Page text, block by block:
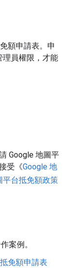
額申請表。申
理員權限，才能
Google 地圖平
受《Google 地
平台抵免額政策
案例。
免額申請表